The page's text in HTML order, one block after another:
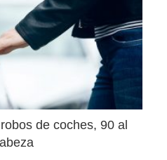
de coches, 90 al